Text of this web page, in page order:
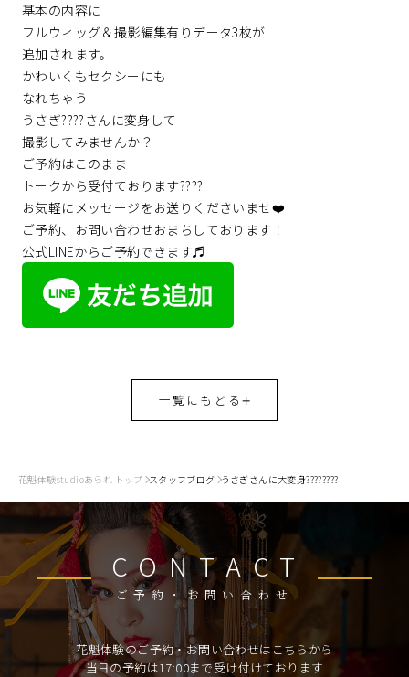
基本の内容に
フルウィッグ＆撮影編集有りデータ3枚が
追加されます。
かわいくもセクシーにも
なれちゃう
うさぎ????さんに変身して
撮影してみませんか？
ご予約はこのまま
トークから受付ております????
お気軽にメッセージをお送りくださいませ❤️
ご予約、お問い合わせおまちしております！
公式LINEからご予約できます♬
一覧にもどる
花魁体験studioあられ トップ スタッフブログ うさぎさんに大変身????????
CONTACT
ご予約・お問い合わせ
花魁体験のご予約・お問い合わせはこちらから
当日の予約は17:00まで受け付けております